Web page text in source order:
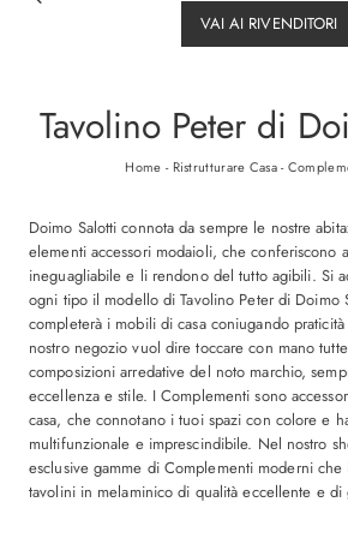
Doimo Salotti connota da sempre le nostre
elementi accessori modaioli, che conferiscono
ineguagliabile e li rendono del tutto agibili. Si
ogni tipo il modello di Tavolino Peter di Doimo
completerà i mobili di casa coniugando
nostro negozio vuol dire toccare con mano
composizioni arredative del noto marchio,
eccellenza e stile. I Complementi sono
casa, che connotano i tuoi spazi con colore e
multifunzionale e imprescindibile. Nel nostro
esclusive gamme di Complementi moderni
tavolini in melaminico di qualità eccellente e di
VAI AI RIVENDITORI
Tavolino Peter di
Home - Ristrutturare Casa-